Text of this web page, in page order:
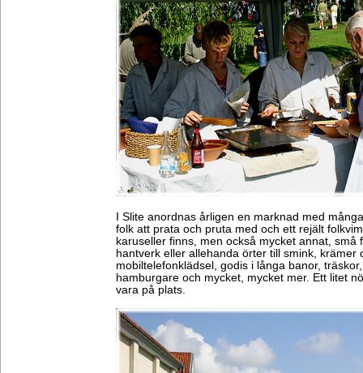
I Slite anordnas årligen en marknad med
folk att prata och pruta med och ett rejält
karuseller finns, men också mycket annat, små
hantverk eller allehanda örter till smink, krämer
mobiltelefonklädsel, godis i långa banor,
hamburgare och mycket, mycket mer. Ett litet
vara på plats.